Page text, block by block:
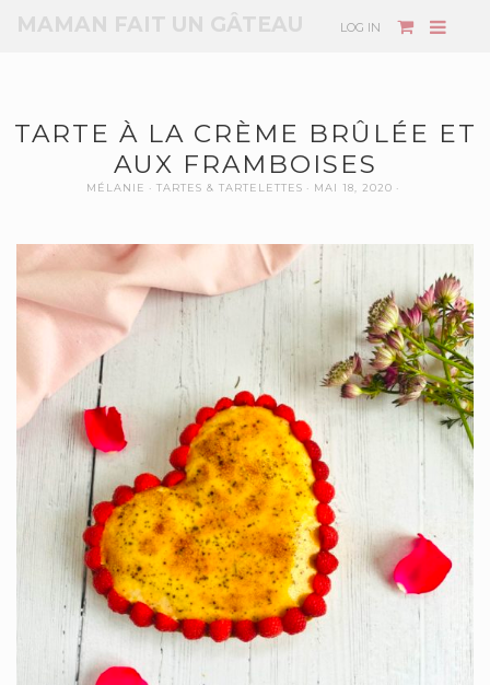
MAMAN FAIT UN GÂTEAU LOG IN
TARTE À LA CRÈME BRÛLÉE ET
AUX FRAMBOISES
MÉLANIE TARTES & TARTELETTES MAI 18, 2020